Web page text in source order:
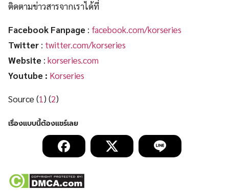
ติดตามข่าวสารจากเราได้ที่
Facebook Fanpage : facebook.com/korseries
Twitter : twitter.com/korseries
Website : korseries.com
Youtube : Korseries
Source (1) (2)